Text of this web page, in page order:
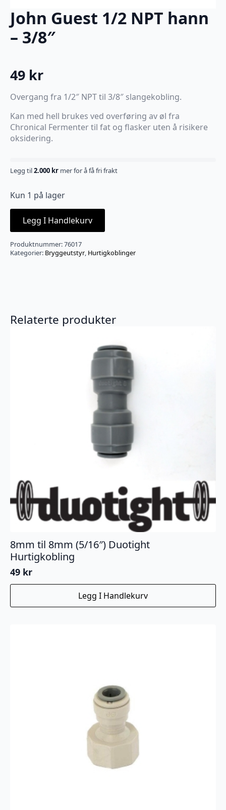
John Guest 1/2 NPT hann
– 3/8″
49 kr
Overgang fra 1/2″ NPT til 3/8″ slangekobling.
Kan med hell brukes ved overføring av øl fra
Chronical Fermenter til fat og flasker uten å risikere
oksidering.
Legg til2.000 kr mer for å få fri frakt
Kun 1 på lager
Legg I Handlekurv
Produktnummer:76017
Kategorier: Bryggeutstyr, Hurtigkoblinger
Relaterte produkter
8mm til 8mm (5/16″) Duotight
Hurtigkobling
49 kr
Legg I Handlekurv